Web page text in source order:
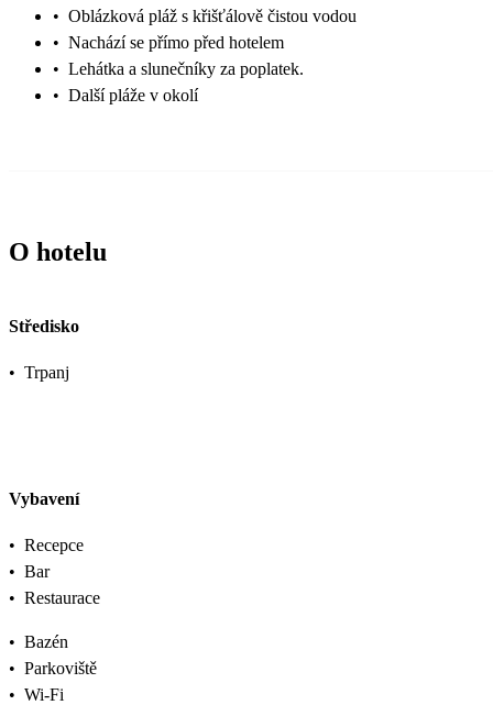
• Oblázková pláž s křišťálově čistou vodou
• Nachází se přímo před hotelem
• Lehátka a slunečníky za poplatek.
• Další pláže v okolí
O hotelu
Středisko
• Trpanj
Vybavení
• Recepce
• Bar
• Restaurace
• Bazén
• Parkoviště
• Wi-Fi